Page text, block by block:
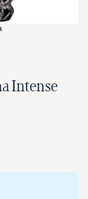
Intense